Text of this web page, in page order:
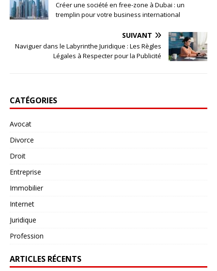
Créer une société en free-zone à Dubai : un
tremplin pour votre business international
SUIVANT
Naviguer dans le Labyrinthe Juridique : Les Règles
Légales à Respecter pour la Publicité
CATÉGORIES
Avocat
Divorce
Droit
Entreprise
Immobilier
Internet
Juridique
Profession
ARTICLES RÉCENTS